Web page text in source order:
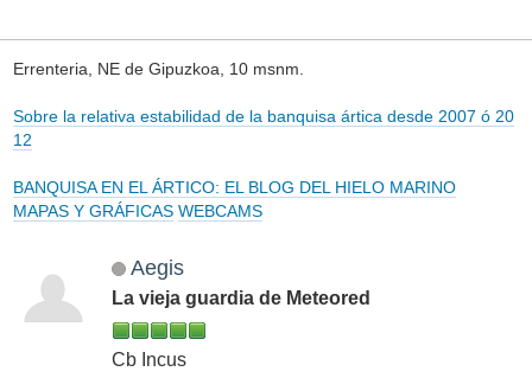
Errenteria, NE de Gipuzkoa, 10 msnm.
Sobre la relativa estabilidad de la banquisa ártica desde 2007 ó 20
12
BANQUISA EN EL ÁRTICO: EL BLOG DEL HIELO MARINO
MAPAS Y GRÁFICAS WEBCAMS
Aegis
La vieja guardia de Meteored
Cb Incus